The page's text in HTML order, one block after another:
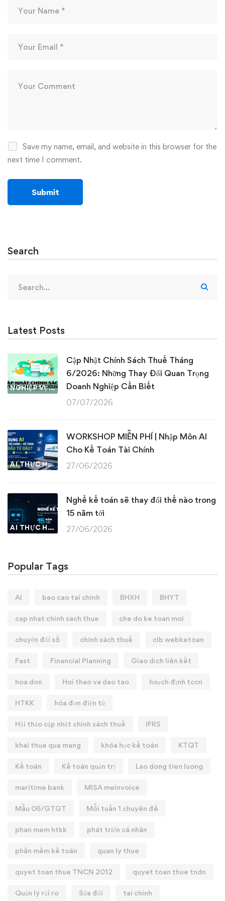
Save my name, email, and website in this browser for the
next time I comment.
Search
for:
Latest Posts
NGHIỆP VỤ KẾ TOÁN & THUẾ
Cập Nhật Chính Sách Thuế Tháng
6/2026: Những Thay Đổi Quan Trọng
Doanh Nghiệp Cần Biết
07/07/2026
AI THỰC HÀNH
WORKSHOP MIỄN PHÍ | Nhập Môn AI
Cho Kế Toán Tài Chính
27/06/2026
AI THỰC HÀNH
Nghề kế toán sẽ thay đổi thế nào trong
15 năm tới
27/06/2026
Popular Tags
AI bao cao tai chinh BHXH BHYT
cap nhat chinh sach thue che do ke toan moi
chuyển đổi số chính sách thuế clb webketoan
Fast Financial Planning Giao dịch liên kết
hoa don Hoi thao va dao tao hoạch định tccn
HTKK hóa đơn điện tử
Hội thảo cập nhật chính sách thuế IFRS
khai thue qua mang khóa học kế toán KTQT
Kế toán Kế toán quản trị Lao dong tien luong
maritime bank MISA meInvoice
Mẫu 06/GTGT Mỗi tuần 1 chuyên đề
phan mem htkk phát triển cá nhân
phần mềm kế toán quan ly thue
quyet toan thue TNCN 2012 quyet toan thue tndn
Quản lý rủi ro Sửa đổi tai chinh